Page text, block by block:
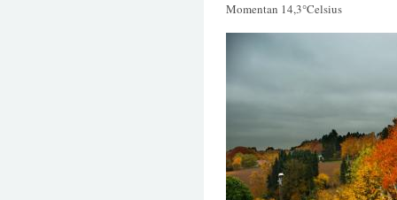
Momentan 14,3°Celsius